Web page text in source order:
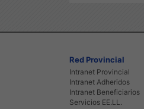
Red Provincial
Intranet Provincial
Intranet Adheridos
Intranet Beneficiarios
Servicios EE.LL.